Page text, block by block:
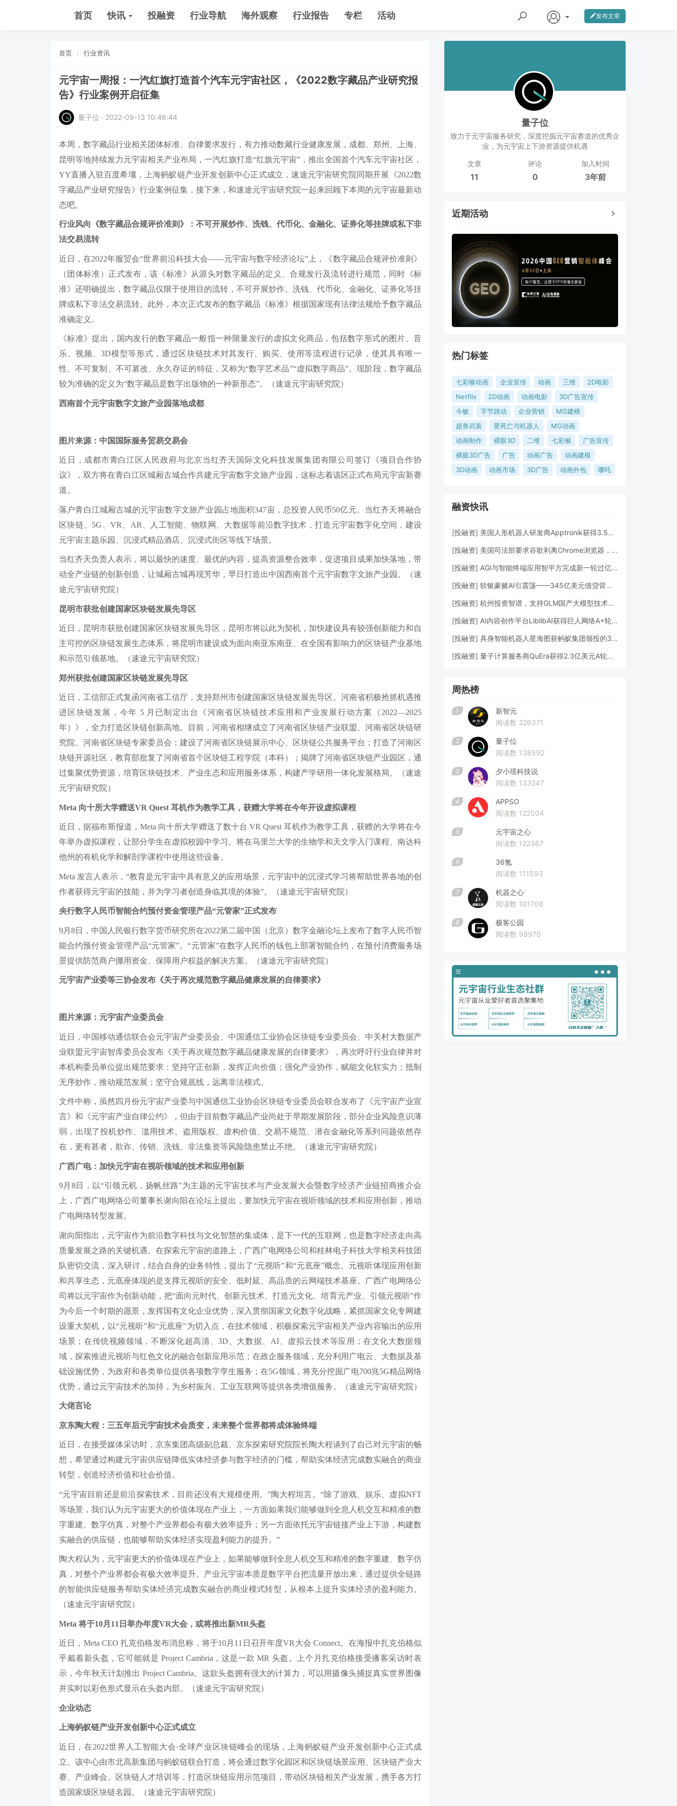
首页 快讯 投融资 行业导航 海外观察 行业报告 专栏 活动 发布文章
首页 行业资讯
元宇宙一周报：一汽红旗打造首个汽车元宇宙社区，《2022数字藏品产业研究报
告》行业案例开启征集
量子位 · 2022-09-13 10:46:44
本周，数字藏品行业相关团体标准、自律要求发行，有力推动数藏行业健康发展，成都、郑州、上海、
昆明等地持续发力元宇宙相关产业布局，一汽红旗打造“红旗元宇宙”，推出全国首个汽车元宇宙社区，
YY直播入驻百度希壤，上海蚂蚁链产业开发创新中心正式成立，速途元宇宙研究院同期开展《2022数
字藏品产业研究报告》行业案例征集，接下来，和速途元宇宙研究院一起来回顾下本周的元宇宙最新动
态吧。
行业风向《数字藏品合规评价准则》：不可开展炒作、洗钱、代币化、金融化、证券化等挂牌或私下非
法交易流转
近日，在2022年服贸会“世界前沿科技大会——元宇宙与数字经济论坛”上，《数字藏品合规评价准则》
（团体标准）正式发布，该《标准》从源头对数字藏品的定义、合规发行及流转进行规范，同时《标
准》还明确提出，数字藏品仅限于使用目的流转，不可开展炒作、洗钱、代币化、金融化、证券化等挂
牌或私下非法交易流转。此外，本次正式发布的数字藏品《标准》根据国家现有法律法规给予数字藏品
准确定义。
《标准》提出，国内发行的数字藏品一般指一种限量发行的虚拟文化商品，包括数字形式的图片、音
乐、视频、3D模型等形式，通过区块链技术对其发行、购买、使用等流程进行记录，使其具有唯一
性、不可复制、不可篡改、永久存证的特征，又称为“数字艺术品”“虚拟数字商品”。现阶段，数字藏品
较为准确的定义为“数字藏品是数字出版物的一种新形态”。（速途元宇宙研究院）
西南首个元宇宙数字文旅产业园落地成都
图片来源：中国国际服务贸易交易会
近日，成都市青白江区人民政府与北京当红齐天国际文化科技发展集团有限公司签订《项目合作协
议》，双方将在青白江区城厢古城合作共建元宇宙数字文旅产业园，这标志着该区正式布局元宇宙新赛
道。
落户青白江城厢古城的元宇宙数字文旅产业园占地面积347亩，总投资人民币50亿元。当红齐天将融合
区块链、5G、VR、AR、人工智能、物联网、大数据等前沿数字技术，打造元宇宙数字化空间，建设
元宇宙主题乐园、沉浸式精品酒店、沉浸式街区等线下场景。
当红齐天负责人表示，将以最快的速度、最优的内容，提高资源整合效率，促进项目成果加快落地，带
动全产业链的创新创造，让城厢古城再现芳华，早日打造出中国西南首个元宇宙数字文旅产业园。（速
途元宇宙研究院）
昆明市获批创建国家区块链发展先导区
近日，昆明市获批创建国家区块链发展先导区，昆明市将以此为契机，加快建设具有较强创新能力和自
主可控的区块链发展生态体系，将昆明市建设成为面向南亚东南亚、在全国有影响力的区块链产业基地
和示范引领基地。（速途元宇宙研究院）
郑州获批创建国家区块链发展先导区
近日，工信部正式复函河南省工信厅，支持郑州市创建国家区块链发展先导区。河南省积极抢抓机遇推
进区块链发展，今年 5 月已制定出台《河南省区块链技术应用和产业发展行动方案（2022—2025
年）》，全力打造区块链创新高地。目前，河南省相继成立了河南省区块链产业联盟、河南省区块链研
究院、河南省区块链专家委员会；建设了河南省区块链展示中心、区块链公共服务平台；打造了河南区
块链开源社区，教育部批复了河南省首个区块链工程学院（本科）；揭牌了河南省区块链产业园区，通
过集聚优势资源，培育区块链技术、产业生态和应用服务体系，构建产学研用一体化发展格局。（速途
元宇宙研究院）
Meta 向十所大学赠送VR Quest 耳机作为教学工具，获赠大学将在今年开设虚拟课程
近日，据福布斯报道，Meta 向十所大学赠送了数十台 VR Quest 耳机作为教学工具，获赠的大学将在今
年举办虚拟课程，让部分学生在虚拟校园中学习。将在马里兰大学的生物学和天文学入门课程、南达科
他州的有机化学和解剖学课程中使用这些设备。
Meta 发言人表示，“教育是元宇宙中具有意义的应用场景，元宇宙中的沉浸式学习将帮助世界各地的创
作者获得元宇宙的技能，并为学习者创造身临其境的体验”。（速途元宇宙研究院）
央行数字人民币智能合约预付资金管理产品“元管家”正式发布
9月8日，中国人民银行数字货币研究所在2022第二届中国（北京）数字金融论坛上发布了数字人民币智
能合约预付资金管理产品“元管家”。“元管家”在数字人民币的钱包上部署智能合约，在预付消费服务场
景提供防范商户挪用资金、保障用户权益的解决方案。（速途元宇宙研究院）
元宇宙产业委等三协会发布《关于再次规范数字藏品健康发展的自律要求》
图片来源：元宇宙产业委员会
近日，中国移动通信联合会元宇宙产业委员会、中国通信工业协会区块链专业委员会、中关村大数据产
业联盟元宇宙智库委员会发布《关于再次规范数字藏品健康发展的自律要求》，再次呼吁行业自律并对
本机构委员单位提出规范要求：坚持守正创新，发挥正向价值；强化产业协作，赋能文化软实力；抵制
无序炒作，推动规范发展；坚守合规底线，远离非法模式。
文件中称，虽然四月份元宇宙产业委与中国通信工业协会区块链专业委员会联合发布了《元宇宙产业宣
言》和《元宇宙产业自律公约》，但由于目前数字藏品产业尚处于早期发展阶段，部分企业风险意识薄
弱，出现了投机炒作、滥用技术、盗用版权、虚构价值、交易不规范、潜在金融化等系列问题依然存
在，更有甚者，欺诈、传销、洗钱、非法集资等风险隐患禁止不绝。（速途元宇宙研究院）
广西广电：加快元宇宙在视听领域的技术和应用创新
9月8日，以“引领元机，扬帆丝路”为主题的元宇宙技术与产业发展大会暨数字经济产业链招商推介会
上，广西广电网络公司董事长谢向阳在论坛上提出，要加快元宇宙在视听领域的技术和应用创新，推动
广电网络转型发展。
谢向阳指出，元宇宙作为前沿数字科技与文化智慧的集成体，是下一代的互联网，也是数字经济走向高
质量发展之路的关键机遇。在探索元宇宙的道路上，广西广电网络公司和桂林电子科技大学相关科技团
队密切交流，深入研讨，结合自身的业务特性，提出了“元视听”和“元底座”概念。元视听体现应用创新
和共享生态，元底座体现的是支撑元视听的安全、低时延、高品质的云网端技术基座。广西广电网络公
司将以元宇宙作为创新动能，把“面向元时代、创新元技术、打造元文化、培育元产业、引领元视听”作
为今后一个时期的愿景，发挥国有文化企业优势，深入贯彻国家文化数字化战略，紧抓国家文化专网建
设重大契机，以“元视听”和“元底座”为切入点，在技术领域，积极探索元宇宙相关产业内容输出的应用
场景；在传统视频领域，不断深化超高清、3D、大数据、AI、虚拟云技术等应用；在文化大数据领
域，探索推进元视听与红色文化的融合创新应用示范；在政企服务领域，充分利用广电云、大数据及基
础设施优势，为政府和各类单位提供各项数字孪生服务；在5G领域，将充分挖掘广电700兆5G精品网络
优势，通过元宇宙技术的加持，为乡村振兴、工业互联网等提供各类增值服务。（速途元宇宙研究院）
大佬言论
京东陶大程：三五年后元宇宙技术会质变，未来整个世界都将成体验终端
近日，在接受媒体采访时，京东集团高级副总裁、京东探索研究院院长陶大程谈到了自己对元宇宙的畅
想，希望通过构建元宇宙供应链降低实体经济参与数字经济的门槛，帮助实体经济完成数实融合的商业
转型，创造经济价值和社会价值。
“元宇宙目前还是前沿探索技术，目前还没有大规模使用。”陶大程坦言。“除了游戏、娱乐、虚拟NFT
等场景，我们认为元宇宙更大的价值体现在产业上，一方面如果我们能够做到全息人机交互和精准的数
字重建、数字仿真，对整个产业界都会有极大效率提升；另一方面依托元宇宙链接产业上下游，构建数
实融合的供应链，也能够帮助实体经济实现盈利能力的提升。”
陶大程认为，元宇宙更大的价值体现在产业上，如果能够做到全息人机交互和精准的数字重建、数字仿
真，对整个产业界都会有极大效率提升。产业元宇宙本质是数字平台把流量开放出来，通过提供全链路
的智能供应链服务帮助实体经济完成数实融合的商业模式转型，从根本上提升实体经济的盈利能力。
（速途元宇宙研究院）
Meta 将于10月11日举办年度VR大会，或将推出新MR头盔
近日，Meta CEO 扎克伯格发布消息称，将于10月11日召开年度VR大会 Connect。在海报中扎克伯格似
乎戴着新头盔，它可能就是 Project Cambria，这是一款 MR 头盔。上个月扎克伯格接受播客采访时表
示，今年秋天计划推出 Project Cambria。这款头盔拥有强大的计算力，可以用摄像头捕捉真实世界图像
并实时以彩色形式显示在头盔内部。（速途元宇宙研究院）
企业动态
上海蚂蚁链产业开发创新中心正式成立
近日，在2022世界人工智能大会·全球产业区块链峰会的现场，上海蚂蚁链产业开发创新中心正式成
立。该中心由市北高新集团与蚂蚁链联合打造，将会通过数字化园区和区块链场景应用、区块链产业大
赛、产业峰会、区块链人才培训等，打造区块链应用示范项目，带动区块链相关产业发展，携手各方打
造国家级区块链名园。（速途元宇宙研究院）
量子位
致力于元宇宙服务研究，深度挖掘元宇宙赛道的优秀企
业，为元宇宙上下游资源提供机遇
文章
11
评论
0
加入时间
3年前
近期活动
热门标签
七彩猴动画 企业宣传 动画 三维
2D电影
Netflix
2D动画 动画电影
3D广告宣传
今敏
字节跳动 企业营销
MG建模
超兽武装
爱死亡与机器人
MG动画
动画制作
裸眼3D 二维 七彩猴
广告宣传
裸眼3D广告
广告 动画广告
动画建模
3D动画
动画市场 3D广告 动画外包 哪吒
融资快讯
[投融资] 美国人形机器人研发商Apptronik获得3.5亿美元A轮融资
[投融资] 美国司法部要求谷歌剥离Chrome浏览器，但允许其进行AI投资
[投融资] AGI与智能终端应用智平方完成新一轮过亿元Pre-A+轮融资
[投融资] 软银豪赌AI引震荡——345亿美元借贷背后的“生死赌局”
[投融资] 杭州投资智谱，支持GLM国产大模型技术发展
[投融资] AI内容创作平台LiblibAI获得巨人网络A+轮数亿元融资
[投融资] 具身智能机器人星海图获蚂蚁集团领投的3亿元A轮融资
[投融资] 量子计算服务商QuEra获得2.3亿美元A轮融资
周热榜
1
新智元
阅读数 226371
2
量子位
阅读数 138592
3
夕小瑶科技说
阅读数 133247
4
APPSO
阅读数 122504
5
元宇宙之心
阅读数 122367
6
36氪
阅读数 111593
7
机器之心
阅读数 101708
8
极客公园
阅读数 98970